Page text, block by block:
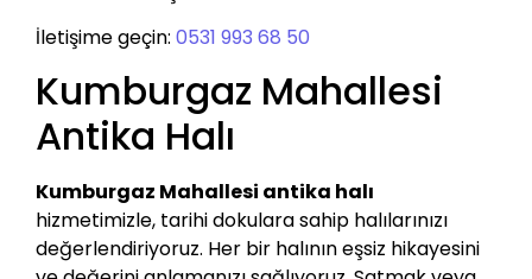
İletişime geçin: 0531 993 68 50
Kumburgaz Mahallesi
Antika Halı
Kumburgaz Mahallesi antika halı
hizmetimizle, tarihi dokulara sahip halılarınızı
değerlendiriyoruz. Her bir halının eşsiz hikayesini